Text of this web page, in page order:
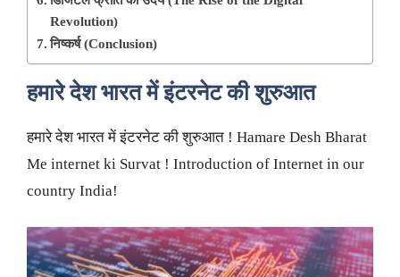
Revolution)
निष्कर्ष (Conclusion)
हमारे देशभारत में इंटरनेट की शुरुआत
हमारे देश भारत में इंटरनेट की शुरुआत ! Hamare Desh Bharat
Me internet ki Survat ! Introduction of Internet in our
country India!